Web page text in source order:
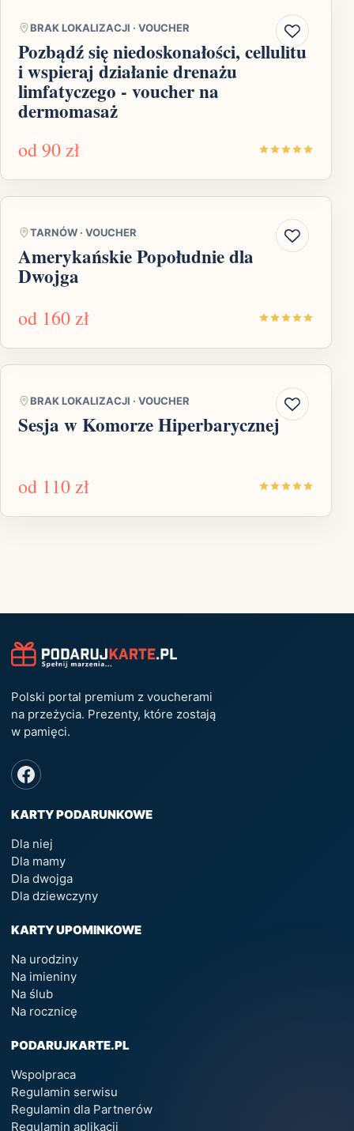
BRAK LOKALIZACJI · VOUCHER
Pozbądź się niedoskonałości, cellulitu
i wspieraj działanie drenażu
limfatyczego - voucher na
dermomasaż
od90 zł
TARNÓW · VOUCHER
Amerykańskie Popołudnie dla
Dwojga
od 160 zł
BRAK LOKALIZACJI · VOUCHER
Sesja w Komorze Hiperbarycznej
od 110 zł
Polski portal premium z voucherami
na przeżycia. Prezenty, które zostają
w pamięci.
KARTY PODARUNKOWE
Dla niej
Dla mamy
Dla dwojga
Dla dziewczyny
KARTY UPOMINKOWE
Na urodziny
Na imieniny
Na ślub
Na rocznicę
PODARUJKARTE.PL
Wspolpraca
Regulamin serwisu
Regulamin dla Partnerów
Regulamin aplikacji